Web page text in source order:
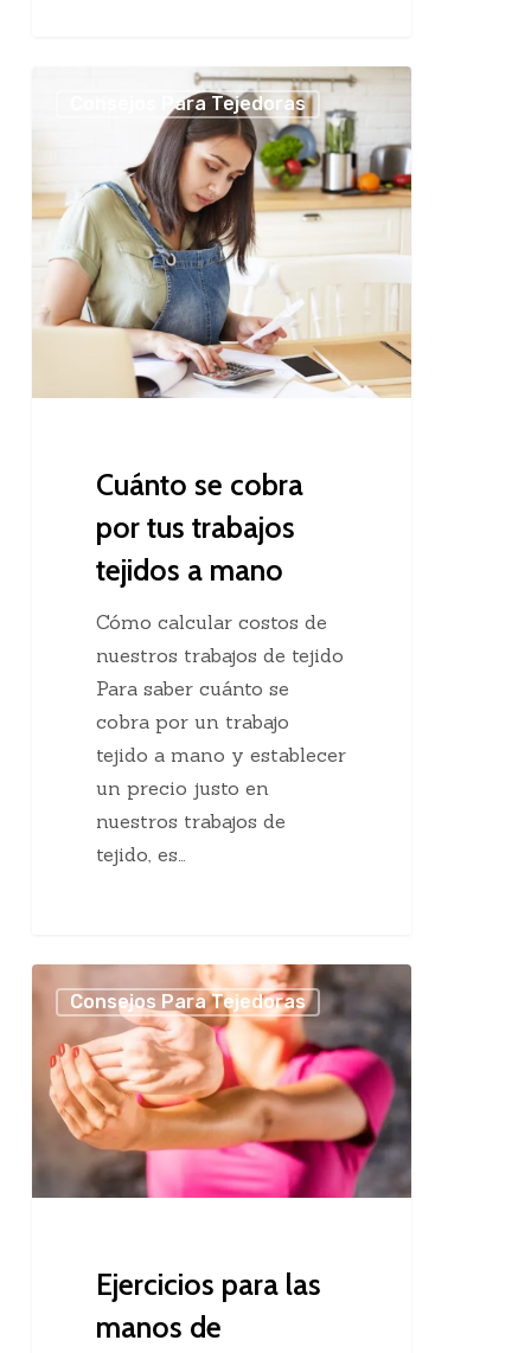
por
tus
trabajos
tejidos
a
Consejos Para Tejedoras
Cuánto se cobra
por tus trabajos
tejidos a mano
Cómo calcular costos de
nuestros trabajos de tejido
Para saber cuánto se
cobra por un trabajo
tejido a mano y establecer
un precio justo en
nuestros trabajos de
tejido, es…
para
las
manos
tejedoras
Consejos Para Tejedoras
Ejercicios para las
manos de